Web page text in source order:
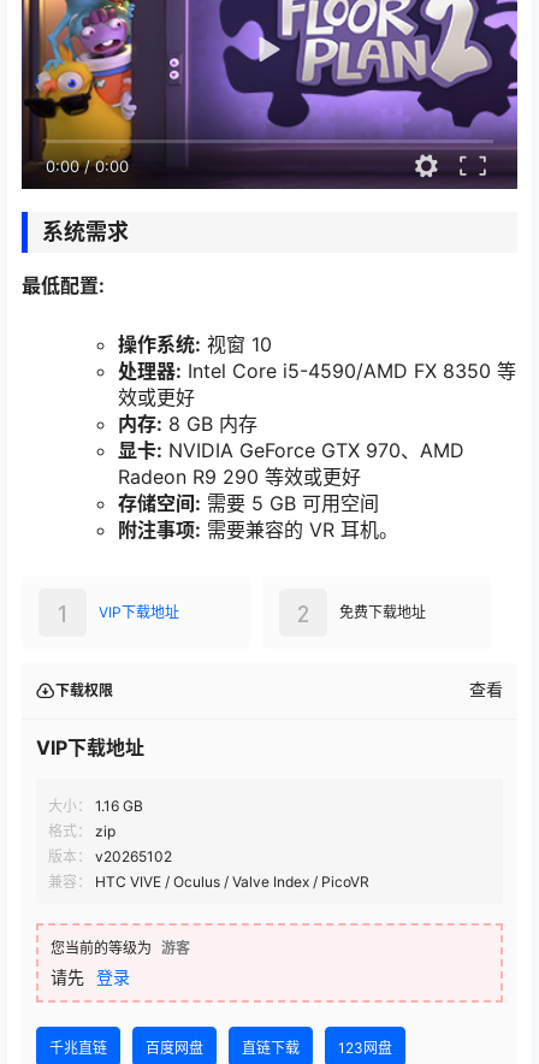
0:00/0:00
系统需求
最低配置:
操作系统: 视窗 10
处理器: Intel Core i5-4590/AMD FX 8350 等
效或更好
内存: 8 GB 内存
显卡: NVIDIA GeForce GTX 970、AMD
Radeon R9 290 等效或更好
存储空间: 需要 5 GB 可用空间
附注事项: 需要兼容的 VR 耳机。
VIP下载地址
1 免费下载地址
2
下载权限 查看
VIP下载地址
大小：
1.16 GB
格式：
zip
版本：
v20265102
兼容：
HTC VIVE / Oculus / Valve Index / PicoVR
您当前的等级为 游客
请先 登录
千兆直链 百度网盘 直链下载 123网盘